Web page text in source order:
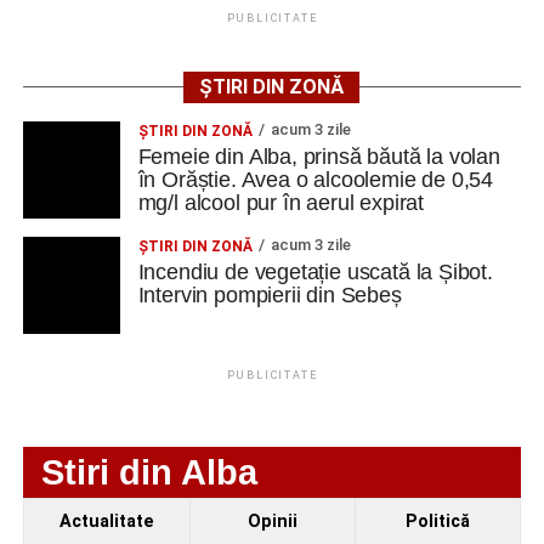
seniorilor de la Centrul „Lotus”
concursul de șah rapid de la Alba Iulia
Messenger WhatsApp Twitter Email
muncă disponibile în orașul Cugir la data de 28 iulie
OCUPAŢIA
NR.
LMV
LUCRATOR
COMERCIAL
1 0744535450
Adaugă cugirinfo.ro ca sursă
„Roș-albaștrii”, eliminare din Cupa României:
Metalurgistul Cugir – Jiul Petroșani 0-1 (0-0)
Polițiștii din Cugir le-au oferit sfaturi de siguranță
PUBLICITATE
ȘTIRI DIN ZONĂ
ŞTIRI DIN ZONĂ acum 3 zile
Femeie din Alba, prinsă băută la volan
în Orăștie. Avea o alcoolemie de 0,54
mg/l alcool pur în aerul expirat
ŞTIRI DIN ZONĂ acum 3 zile
Incendiu de vegetație uscată la Șibot.
Intervin pompierii din Sebeș
PUBLICITATE
Stiri din Alba
Actualitate Opinii Politică